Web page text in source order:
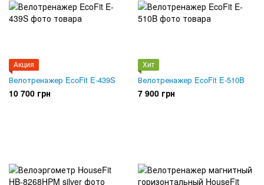
Акция
Велотренажер EcoFit E-439S
10 700 грн
Хит
Велотренажер EcoFit E-510B
7 900 грн